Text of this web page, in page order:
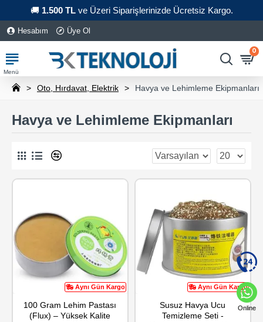
🚚 1.500 TLve Üzeri Siparişlerinizde Ücretsiz Kargo.
Hesabım Üye Ol
0
Oto, Hırdavat, Elektrik Havya ve Lehimleme Ekipmanları
Havya ve Lehimleme Ekipmanları
Aynı Gün Kargo
100 Gram Lehim Pastası
(Flux) – Yüksek Kalite
Aynı Gün Kargo
Susuz Havya Ucu
Temizleme Seti -
Online